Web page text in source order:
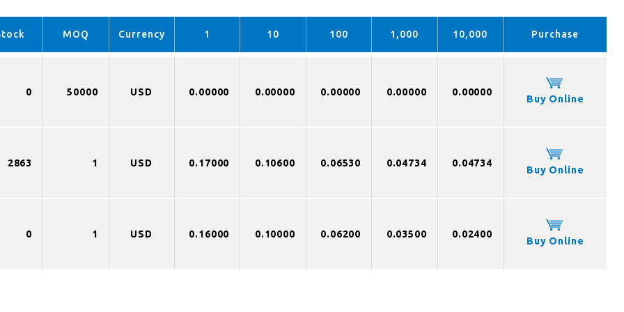
MOQ Currency 1 10 100 1,000 10,000 Purchase
0 50000 USD 0.00000 0.00000 0.00000 0.00000 0.00000
Buy Online
2863 1 USD 0.17000 0.10600 0.06530 0.04734 0.04734
Buy Online
0 1 USD 0.16000 0.10000 0.06200 0.03500 0.02400
Buy Online